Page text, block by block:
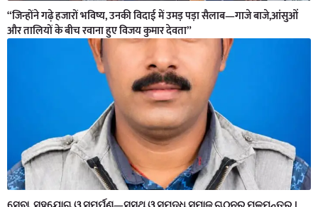
“जिन्होंने गढ़े हजारों भविष्य, उनकी विदाई में उमड़ पड़ा सैलाब—गाजे बाजे,आंसुओं
और तालियों के बीच रवाना हुए विजय कुमार देवता”